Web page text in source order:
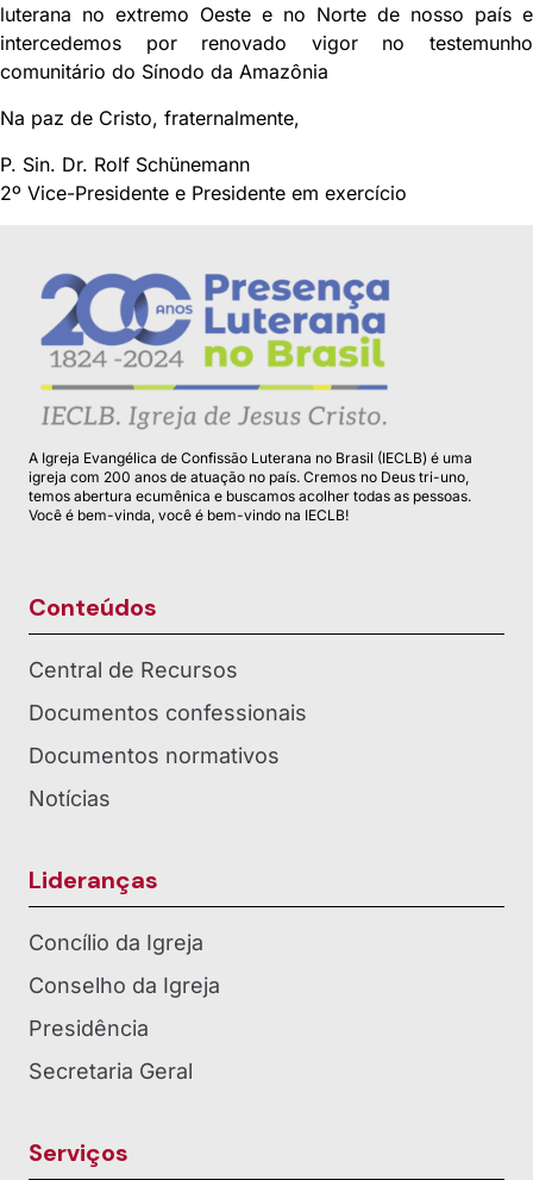
luterana no extremo Oeste e no Norte de nosso país e
intercedemos por renovado vigor no testemunho
comunitário do Sínodo da Amazônia
Na paz de Cristo, fraternalmente,
P. Sin. Dr. Rolf Schünemann
2º Vice-Presidente e Presidente em exercício
A Igreja Evangélica de Confissão Luterana no Brasil (IECLB) é uma
igreja com 200 anos de atuação no país. Cremos no Deus tri-uno,
temos abertura ecumênica e buscamos acolher todas as pessoas.
Você é bem-vinda, você é bem-vindo na IECLB!
Conteúdos
Central de Recursos
Documentos confessionais
Documentos normativos
Notícias
Lideranças
Concílio da Igreja
Conselho da Igreja
Presidência
Secretaria Geral
Serviços